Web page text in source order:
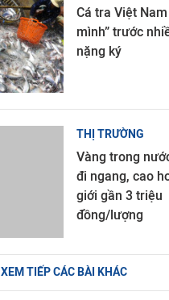
Cá tra Việt Nam
mình” trước
nặng ký
THỊ TRƯỜNG
Vàng trong
đi ngang, cao
giới gần 3 triệu
đồng/lượng
XEM TIẾP CÁC BÀI KHÁC